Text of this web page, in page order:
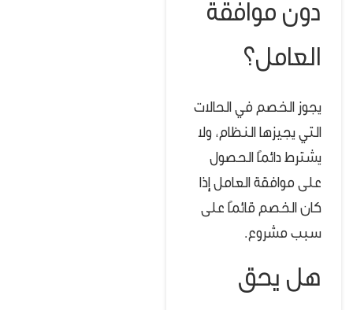
دون موافقة
العامل؟
يجوز الخصم في الحالات
التي يجيزها النظام، ولا
يشترط دائمًا الحصول
على موافقة العامل إذا
كان الخصم قائمًا على
سبب مشروع.
هل يحق